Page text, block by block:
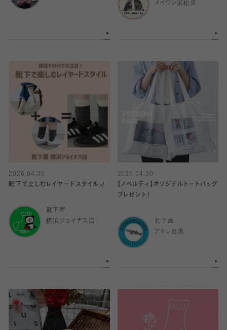
メイワン浜松店
2026.04.30
靴下で楽しむレイヤードスタイル🧦
靴下屋
横浜ジョイナス店
2026.04.30
【ノベルティ】オリジナルトートバッグ
プレゼント！
靴下屋
アトレ目黒